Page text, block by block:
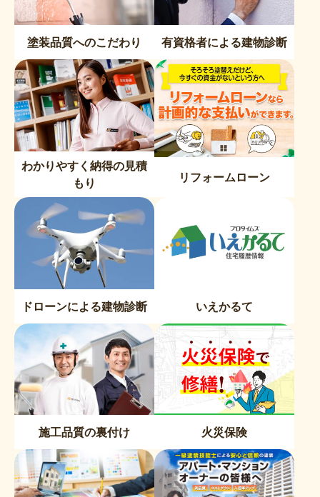
塗装品質へのこだわり 有資格者による建物診断
わかりやすく納得の見積
もり
リフォームローン
ドローンによる建物診断 いえかるて
施工品質の裏付け 火災保険